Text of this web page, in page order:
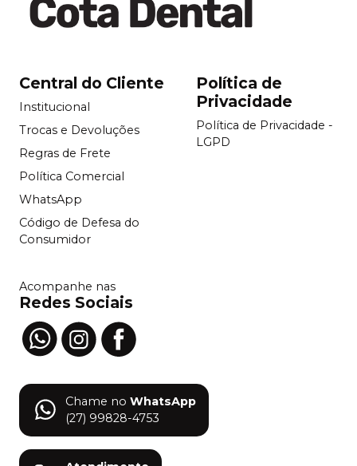
Central do Cliente
Institucional
Trocas e Devoluções
Regras de Frete
Política Comercial
WhatsApp
Código de Defesa do
Consumidor
Política de
Privacidade
Política de Privacidade -
LGPD
Acompanhe nas
Redes Sociais
Chame no WhatsApp
(27) 99828-4753